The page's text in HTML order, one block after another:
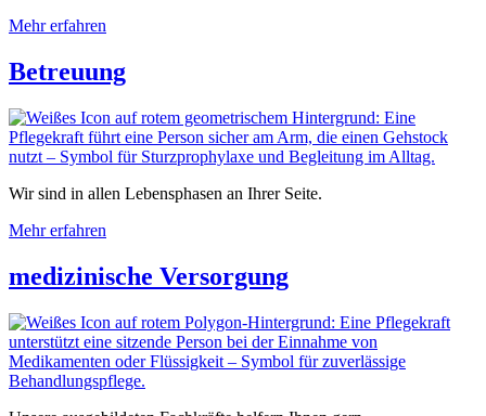
Mehr erfahren
Betreuung
Wir sind in allen Lebensphasen an Ihrer Seite.
Mehr erfahren
medizinische Versorgung